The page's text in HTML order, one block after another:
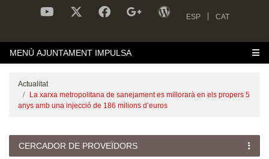
ESP CAT
MENÚ AJUNTAMENT IMPULSA
Actualitat
‎La xarxa metropolitana de sanejament es millorarà en els propers 5
anys amb una injecció de 186 milions d’euros
CERCADOR DE PROVEÏDORS